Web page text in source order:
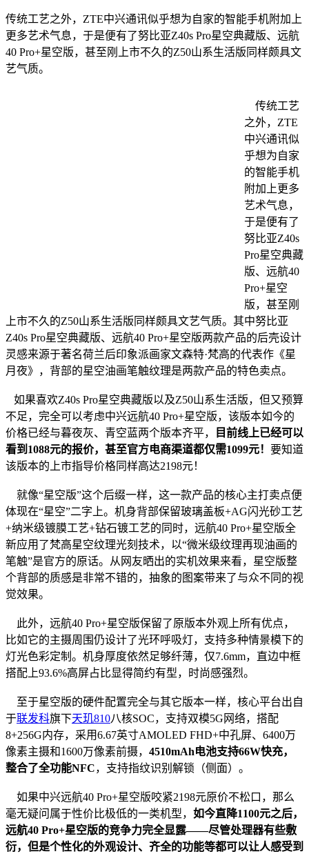
传统工艺之外，ZTE中兴通讯似乎想为自家的智能手机附加上
更多艺术气息，于是便有了努比亚Z40s Pro星空典藏版、远航
40 Pro+星空版，甚至刚上市不久的Z50山系生活版同样颇具文
艺气质。
传统工艺
之外，ZTE
中兴通讯似
乎想为自家
的智能手机
附加上更多
艺术气息，
于是便有了
努比亚Z40s
Pro星空典藏
版、远航40
Pro+星空
版，甚至刚
上市不久的Z50山系生活版同样颇具文艺气质。其中努比亚
Z40s Pro星空典藏版、远航40 Pro+星空版两款产品的后壳设计
灵感来源于著名荷兰后印象派画家文森特·梵高的代表作《星
月夜》，背部的星空油画笔触纹理是两款产品的特色卖点。
如果喜欢Z40s Pro星空典藏版以及Z50山系生活版，但又预算
不足，完全可以考虑中兴远航40 Pro+星空版，该版本如今的
价格已经与暮夜灰、青空蓝两个版本齐平，
目前线上已经可以
看到1088元的报价，甚至官方电商渠道都仅需1099元！ 要知道
该版本的上市指导价格同样高达2198元！
就像“星空版”这个后缀一样，这一款产品的核心主打卖点便
体现在“星空”二字上。机身背部保留玻璃盖板+AG闪光砂工艺
+纳米级镀膜工艺+钻石镀工艺的同时，远航40 Pro+星空版全
新应用了梵高星空纹理光刻技术，以“微米级纹理再现油画的
笔触”是官方的原话。从网友晒出的实机效果来看，星空版整
个背部的质感是非常不错的，抽象的图案带来了与众不同的视
觉效果。
此外，远航40 Pro+星空版保留了原版本外观上所有优点，
比如它的主摄周围仍设计了光环呼吸灯，支持多种情景模下的
灯光色彩定制。机身厚度依然足够纤薄，仅7.6mm，直边中框
搭配上93.6%高屏占比显得简约有型，时尚感强烈。
至于星空版的硬件配置完全与其它版本一样，核心平台出自
于联发科旗下天玑810八核SOC，支持双模5G网络，搭配
8+256G内存，采用6.67英寸AMOLED FHD+中孔屏、6400万
像素主摄和1600万像素前摄， 4510mAh电池支持66W快充，
整合了全功能NFC，支持指纹识别解锁（侧面）。
如果中兴远航40 Pro+星空版咬紧2198元原价不松口，那么
毫无疑问属于性价比极低的一类机型， 如今直降1100元之后，
远航40 Pro+星空版的竞争力完全显露——尽管处理器有些敷
衍，但是个性化的外观设计、齐全的功能等都可以让人感受到